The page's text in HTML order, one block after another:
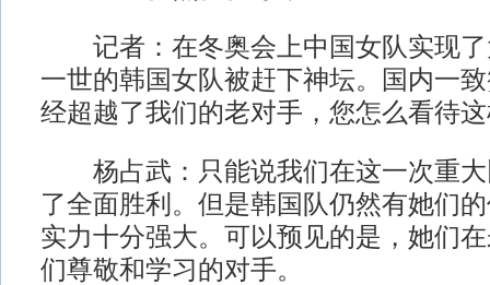
记者：在冬奥会上中国女队实现了
一世的韩国女队被赶下神坛。国内一
经超越了我们的老对手，您怎么看待
杨占武：只能说我们在这一次重大
了全面胜利。但是韩国队仍然有她们
实力十分强大。可以预见的是，她们
们尊敬和学习的对手。